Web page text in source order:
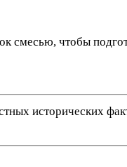
смесью, чтобы
исторических